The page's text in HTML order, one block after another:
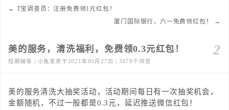
← T宝调查员：注册免费领1元红包！
厦门国际银行，六一免费领红包！
→
2
美的服务，清洗福利，免费领0.3元红包！
短期破零 | 小兔发表于2021年05月27日 | 3678个浏览
美的服务清洗大抽奖活动，活动期间每日有一次抽奖机会，
金额随机，不过一般都是0.3元，延迟推送微信红包！